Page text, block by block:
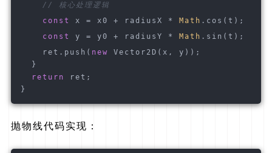
// 核心处理逻辑
const
x = x0 + radiusX * Math .cos(t);
const
y = y0 + radiusY * Math .sin(t);
ret.push( new
Vector2D(x, y));
}
return
ret;
}
抛物线代码实现：